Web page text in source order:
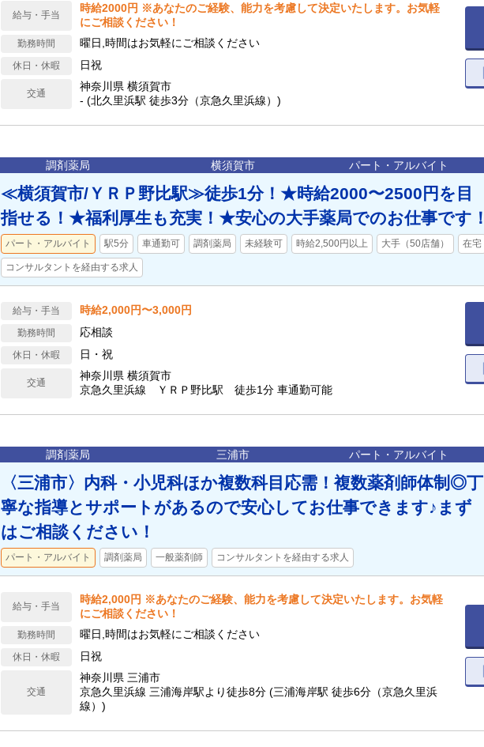
給与・手当
時給2000円 ※あなたのご経験、能力を考慮して決定いたします。お気軽
にご相談ください！
勤務時間 曜日,時間はお気軽にご相談ください
休日・休暇 日祝
交通
神奈川県 横須賀市
- (北久里浜駅 徒歩3分（京急久里浜線）)
調剤薬局 横須賀市 パート・アルバイト
≪横須賀市/ＹＲＰ野比駅≫徒歩1分！★時給2000〜2500円を目
指せる！★福利厚生も充実！★安心の大手薬局でのお仕事です！
パート・アルバイト 駅5分 車通勤可 調剤薬局 未経験可 時給2,500円以上 大手（50店舗） 在宅
コンサルタントを経由する求人
給与・手当 時給2,000円〜3,000円
勤務時間 応相談
休日・休暇 日・祝
交通
神奈川県 横須賀市
京急久里浜線 ＹＲＰ野比駅 徒歩1分 車通勤可能
調剤薬局 三浦市 パート・アルバイト
〈三浦市〉内科・小児科ほか複数科目応需！複数薬剤師体制◎丁
寧な指導とサポートがあるので安心してお仕事できます♪まず
はご相談ください！
パート・アルバイト 調剤薬局 一般薬剤師 コンサルタントを経由する求人
給与・手当
時給2,000円 ※あなたのご経験、能力を考慮して決定いたします。お気軽
にご相談ください！
勤務時間 曜日,時間はお気軽にご相談ください
休日・休暇 日祝
交通
神奈川県 三浦市
京急久里浜線 三浦海岸駅より徒歩8分 (三浦海岸駅 徒歩6分（京急久里浜
線）)